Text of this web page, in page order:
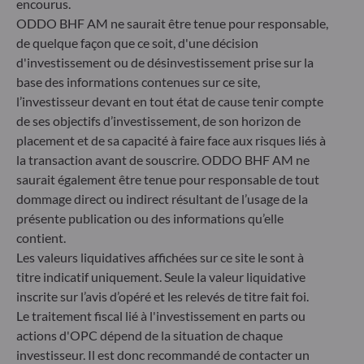
Société de Gestion de Portefeuille agréée par la
Bundesanstalt für Finanzdienstleistungsaufsicht (« BaFin »)
Enregistrement commercial : HRB 11971 tribunal local de
Düsseldorf
ODDO BHF Asset Management LUX
6, rue Gabriel Lippmann
L-5365 Munsbach
Luxembourg
+352 45 76 76 245
Enregistré au registre du commerce et des sociétés de
Luxembourg sous le numéro B 29891 Agréé et supervisé
par la commission de Surveillance du Secteur Financier
(CSSF)
Communiqué sur les sanctions européennes contre la
Russie
encourus.
ODDO BHF AM ne saurait être tenue pour responsable,
de quelque façon que ce soit, d'une décision
d'investissement ou de désinvestissement prise sur la
base des informations contenues sur ce site,
l’investisseur devant en tout état de cause tenir compte
de ses objectifs d’investissement, de son horizon de
placement et de sa capacité à faire face aux risques liés à
la transaction avant de souscrire. ODDO BHF AM ne
saurait également être tenue pour responsable de tout
dommage direct ou indirect résultant de l’usage de la
présente publication ou des informations qu’elle
contient.
Les valeurs liquidatives affichées sur ce site le sont à
titre indicatif uniquement. Seule la valeur liquidative
inscrite sur l’avis d’opéré et les relevés de titre fait foi.
Le traitement fiscal lié à l'investissement en parts ou
actions d'OPC dépend de la situation de chaque
investisseur. Il est donc recommandé de contacter un